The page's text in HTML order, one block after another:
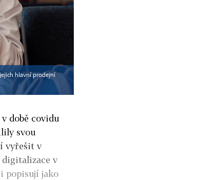
hlavní prodejní
době covidu
svou
vyřešit v
v
popisují jako